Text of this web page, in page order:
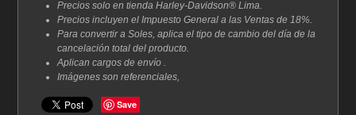
Precios solo en tienda Harley-Davidson® Lima.
Precios incluyen el Impuesto General a las Ventas de 18%.
Para convertir a Soles, aplica el tipo de cambio del día de la
cancelación total del producto.
Aplican cargos de envío .
Imágenes son referenciales,
Save